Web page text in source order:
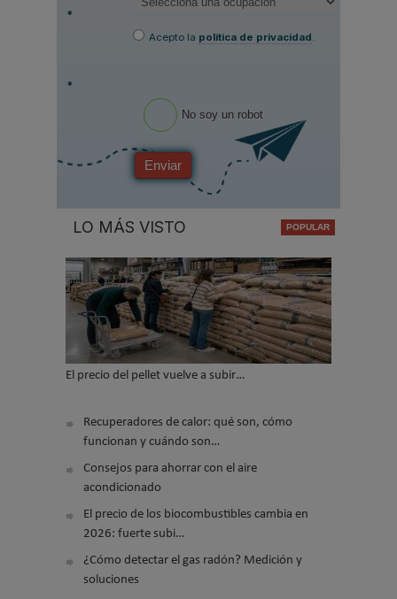
*
Acepto la política de privacidad.
*
No soy un robot
Enviar
LO MÁS VISTO
El precio del pellet vuelve a subir…
Recuperadores de calor: qué son, cómo
funcionan y cuándo son…
Consejos para ahorrar con el aire
acondicionado
El precio de los biocombustibles cambia en
2026: fuerte subi…
¿Cómo detectar el gas radón? Medición y
soluciones